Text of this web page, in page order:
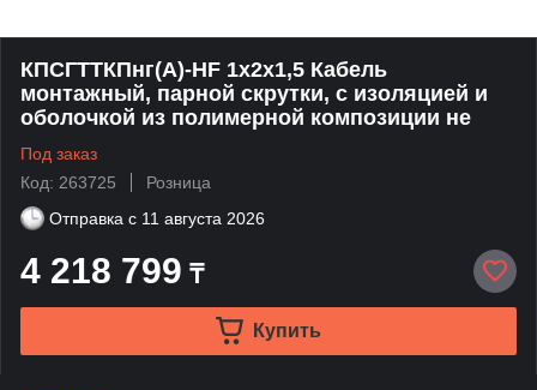
КПСГТТКПнг(А)-HF 1х2х1,5 Кабель
монтажный, парной скрутки, с изоляцией и
оболочкой из полимерной композиции не
Под заказ
Код: 263725
Розница
Отправка с 11 августа 2026
4 218 799 ₸
Купить